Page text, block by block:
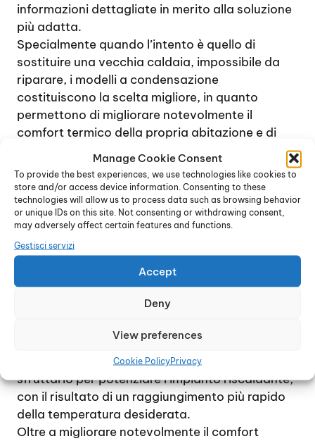
Manage Cookie Consent
To provide the best experiences, we use technologies like cookies to
store and/or access device information. Consenting to these
technologies will allow us to process data such as browsing behavior
or unique IDs on this site. Not consenting or withdrawing consent,
may adversely affect certain features and functions.
Gestisci servizi
Accept
Deny
View preferences
Cookie PolicyPrivacy
informazioni dettagliate in merito alla soluzione
più adatta.
Specialmente quando l’intento è quello di
sostituire una vecchia caldaia, impossibile da
riparare, i modelli a condensazione
costituiscono la scelta migliore, in quanto
permettono di migliorare notevolmente il
comfort termico della propria abitazione e di
consumi.
Grazie alla tecnologia innovativa sulla quale si
basano questi dispositivi, vengono utilizzati i
vapori di combustione, dalla temperatura molto
elevata, per incrementare la potenza
dell’impianto riscaldante. Infatti, una caldaia,
durante il processo di combustione,
normalmente genera vapori che possono
facilmente raggiungere anche una temperatura
Il sistema delle caldaie a condensazione
permette di riutilizzare questo calore e
sfruttarlo per potenziare l’impianto riscaldante,
con il risultato di un raggiungimento più rapido
della temperatura desiderata.
Oltre a migliorare notevolmente il comfort